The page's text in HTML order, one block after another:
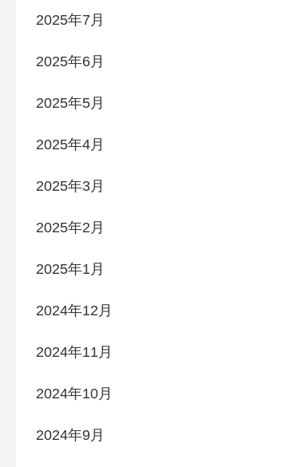
2025年7月
2025年6月
2025年5月
2025年4月
2025年3月
2025年2月
2025年1月
2024年12月
2024年11月
2024年10月
2024年9月